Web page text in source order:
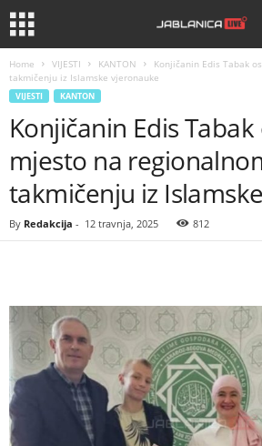
Home VIJESTI KANTON
Konjičanin Edis Tabak
takmičenju iz Islamske vjeronauke
VIJESTI KANTON
Konjičanin Edis
mjesto na
takmičenju iz
By Redakcija - 12 travnja, 2025 812